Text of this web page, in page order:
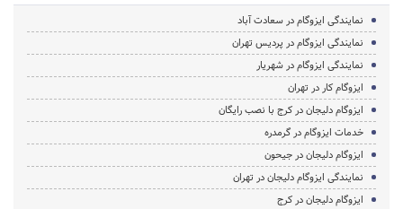
نمایندگی ایزوگام در سعادت آباد
نمایندگی ایزوگام در پردیس تهران
نمایندگی ایزوگام در شهریار
ایزوگام کار در تهران
ایزوگام دلیجان در کرج با نصب رایگان
خدمات ایزوگام در گرمدره
ایزوگام دلیجان در جیحون
نمایندگی ایزوگام دلیجان در تهران
ایزوگام دلیجان در کرج